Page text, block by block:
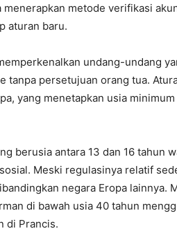
metode verifikasi
aturan baru.
undang-undang
tanpa persetujuan orang tua.
yang menetapkan usia
berusia antara 13 dan 16 tahun
Meski regulasinya relatif
negara Eropa lainnya.
di bawah usia 40 tahun
di Prancis.